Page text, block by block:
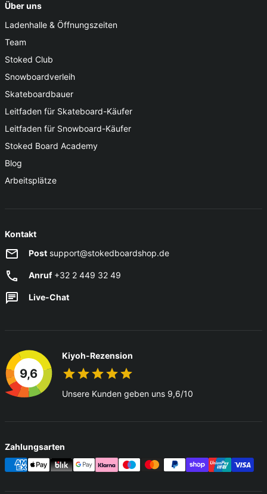
Über uns
Ladenhalle & Öffnungszeiten
Team
Stoked Club
Snowboardverleih
Skateboardbauer
Leitfaden für Skateboard-Käufer
Leitfaden für Snowboard-Käufer
Stoked Board Academy
Blog
Arbeitsplätze
Kontakt
Post support@stokedboardshop.de
Anruf+32 2 449 32 49
Live-Chat
9,6
Kiyoh-Rezension
Unsere Kunden geben uns 9,6/10
Zahlungsarten